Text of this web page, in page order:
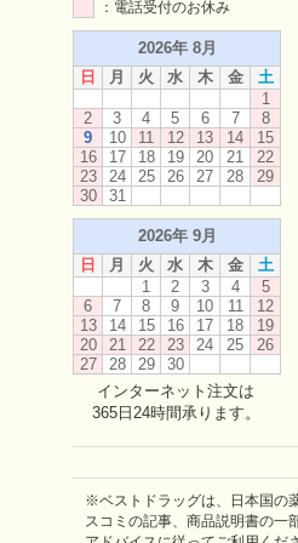
：電話受付のお休み
2026年 8月
日
月 火 水 木 金
土
1
2
3 4 5 6 7
8
9
10 11 12 13 14
15
16
17 18 19 20 21
22
23
24 25 26 27 28
29
30
31
2026年 9月
日
月 火 水 木 金
土
1
2 3 4
5
6
7 8 9 10 11
12
13
14 15 16 17 18
19
20
21 22 23 24 25
26
27
28 29
30
インターネット注文は
365日24時間承ります。
※ベストドラッグは、日本国の
スコミの記事、商品説明書の一